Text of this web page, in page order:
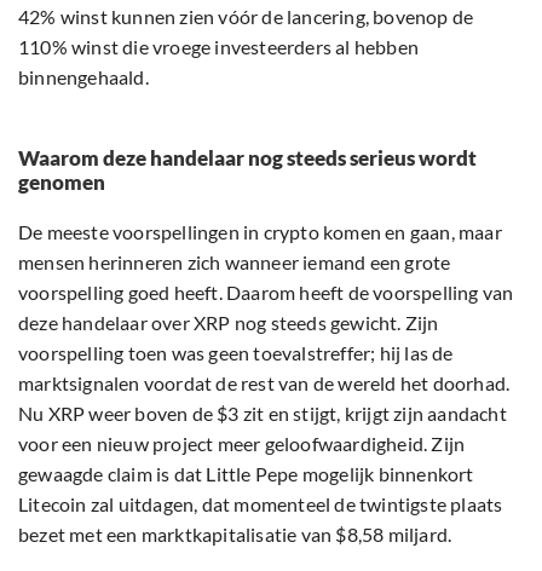
42% winst kunnen zien vóór de lancering, bovenop de
110% winst die vroege investeerders al hebben
binnengehaald.
Waarom deze handelaar nog steeds serieus wordt
genomen
De meeste voorspellingen in crypto komen en gaan, maar
mensen herinneren zich wanneer iemand een grote
voorspelling goed heeft. Daarom heeft de voorspelling van
deze handelaar over XRP nog steeds gewicht. Zijn
voorspelling toen was geen toevalstreffer; hij las de
marktsignalen voordat de rest van de wereld het doorhad.
Nu XRP weer boven de $3 zit en stijgt, krijgt zijn aandacht
voor een nieuw project meer geloofwaardigheid. Zijn
gewaagde claim is dat Little Pepe mogelijk binnenkort
Litecoin zal uitdagen, dat momenteel de twintigste plaats
bezet met een marktkapitalisatie van $8,58 miljard.